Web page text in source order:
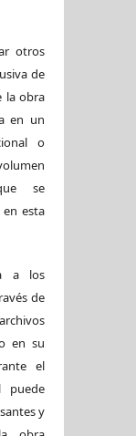
otros
de
la obra
en un
o
se
en esta
a los
de
en su
el
puede
y